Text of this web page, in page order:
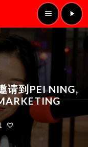
menu play_arrow
请到PEI NING,